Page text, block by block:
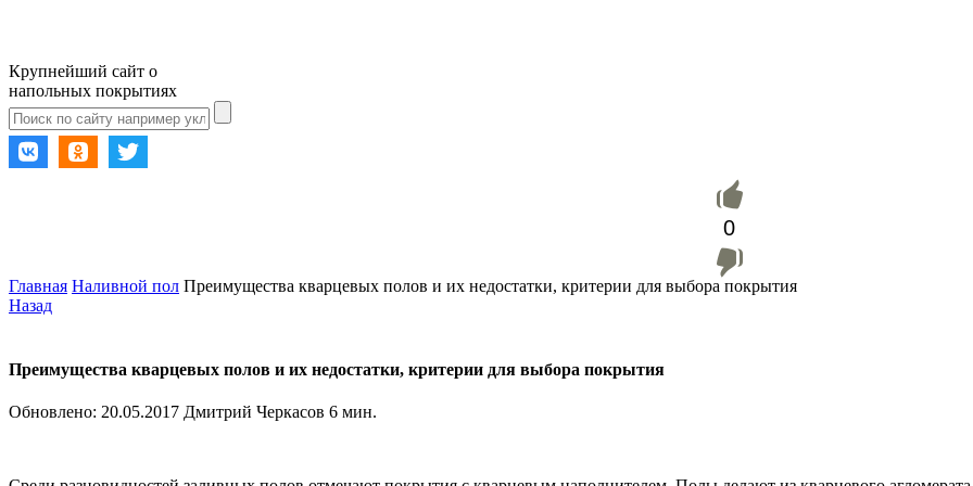
Крупнейший сайт о
напольных покрытиях
0
Главная Наливной пол Преимущества кварцевых полов и их недостатки, критерии для выбора покрытия
Назад
Преимущества кварцевых полов и их недостатки, критерии для выбора покрытия
Обновлено: 20.05.2017 Дмитрий Черкасов 6 мин.